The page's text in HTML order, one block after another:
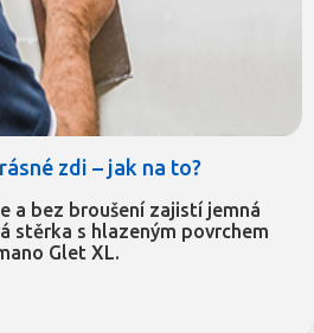
zdi – jak na to?
a bez broušení zajistí jemná
stěrka s hlazeným povrchem
Glet XL.